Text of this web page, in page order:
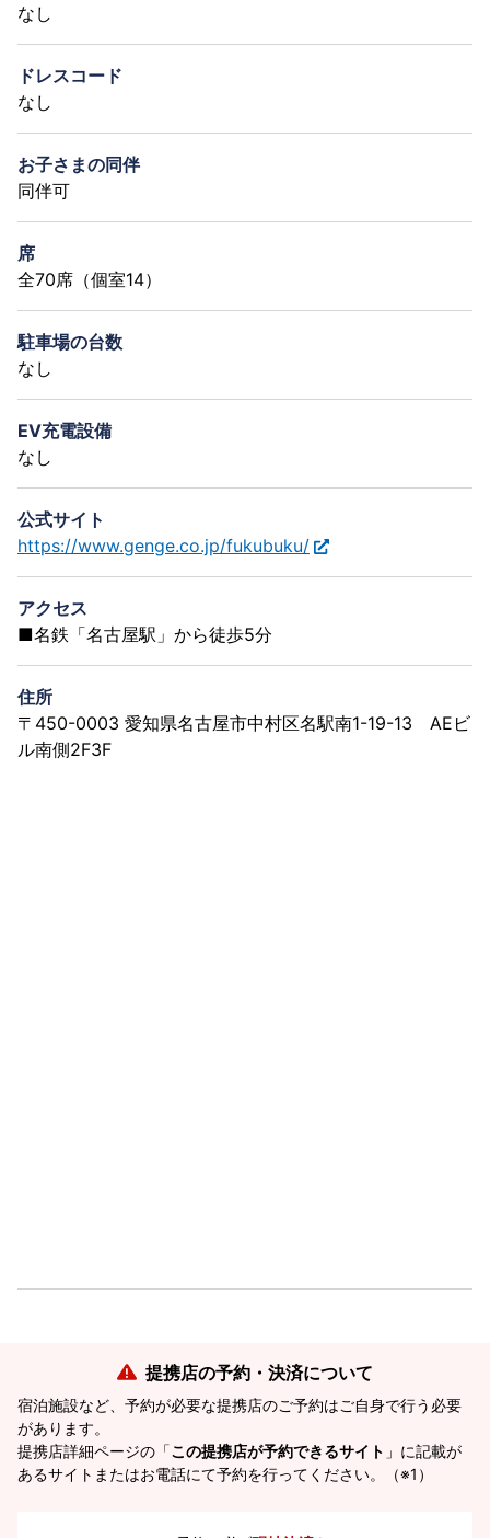
なし
ドレスコード
なし
お子さまの同伴
同伴可
席
全70席（個室14）
駐車場の台数
なし
EV充電設備
なし
公式サイト
https://www.genge.co.jp/fukubuku/
アクセス
■名鉄「名古屋駅」から徒歩5分
住所
〒450-0003 愛知県名古屋市中村区名駅南1-19-13 AEビ
ル南側2F3F
提携店の予約・決済について
宿泊施設など、予約が必要な提携店のご予約はご自身で行う必要
があります。
提携店詳細ページの「この提携店が予約できるサイト 」に記載が
あるサイトまたはお電話にて予約を行ってください。（※1）